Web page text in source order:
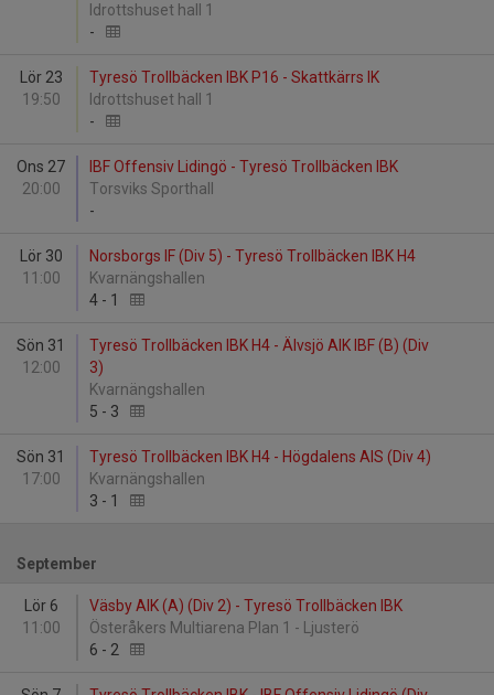
Idrottshuset hall 1
-
Lör 23
19:50
Tyresö Trollbäcken IBK P16 - Skattkärrs IK
Idrottshuset hall 1
-
Ons 27
20:00
IBF Offensiv Lidingö - Tyresö Trollbäcken IBK
Torsviks Sporthall
-
Lör 30
11:00
Norsborgs IF (Div 5) - Tyresö Trollbäcken IBK H4
Kvarnängshallen
4 - 1
Sön 31
12:00
Tyresö Trollbäcken IBK H4 - Älvsjö AIK IBF (B) (Div
3)
Kvarnängshallen
5 - 3
Sön 31
17:00
Tyresö Trollbäcken IBK H4 - Högdalens AIS (Div 4)
Kvarnängshallen
3 - 1
September
Lör 6
11:00
Väsby AIK (A) (Div 2) - Tyresö Trollbäcken IBK
Österåkers Multiarena Plan 1 - Ljusterö
6 - 2